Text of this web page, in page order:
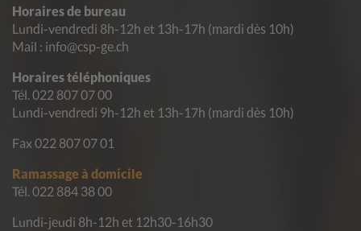
Horaires de bureau
Lundi-vendredi 8h-12h et 13h-17h (mardi dès 10h)
Mail : info@csp-ge.ch
Horaires téléphoniques
Tél. 022 807 07 00
Lundi-vendredi 9h-12h et 13h-17h (mardi dès 10h)
Fax 022 807 07 01
Ramassage à domicile
Tél. 022 884 38 00
Lundi-jeudi 8h-12h et 12h30-16h30